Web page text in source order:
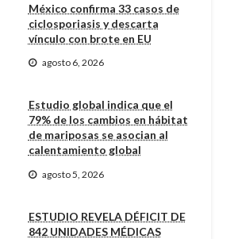
México confirma 33 casos de
ciclosporiasis y descarta
vínculo con brote en EU
agosto 6, 2026
Estudio global indica que el
79% de los cambios en hábitat
de mariposas se asocian al
calentamiento global
agosto 5, 2026
ESTUDIO REVELA DÉFICIT DE
842 UNIDADES MÉDICAS